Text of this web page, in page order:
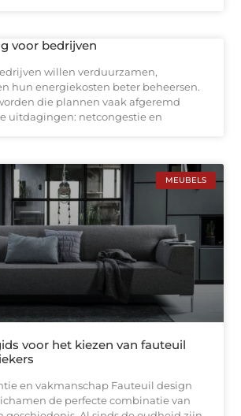
voor bedrijven
willen verduurzamen,
hun energiekosten beter beheersen.
die plannen vaak afgeremd
uitdagingen: netcongestie en
MEUBELS
voor het kiezen van fauteuil
en vakmanschap Fauteuil design
de perfecte combinatie van